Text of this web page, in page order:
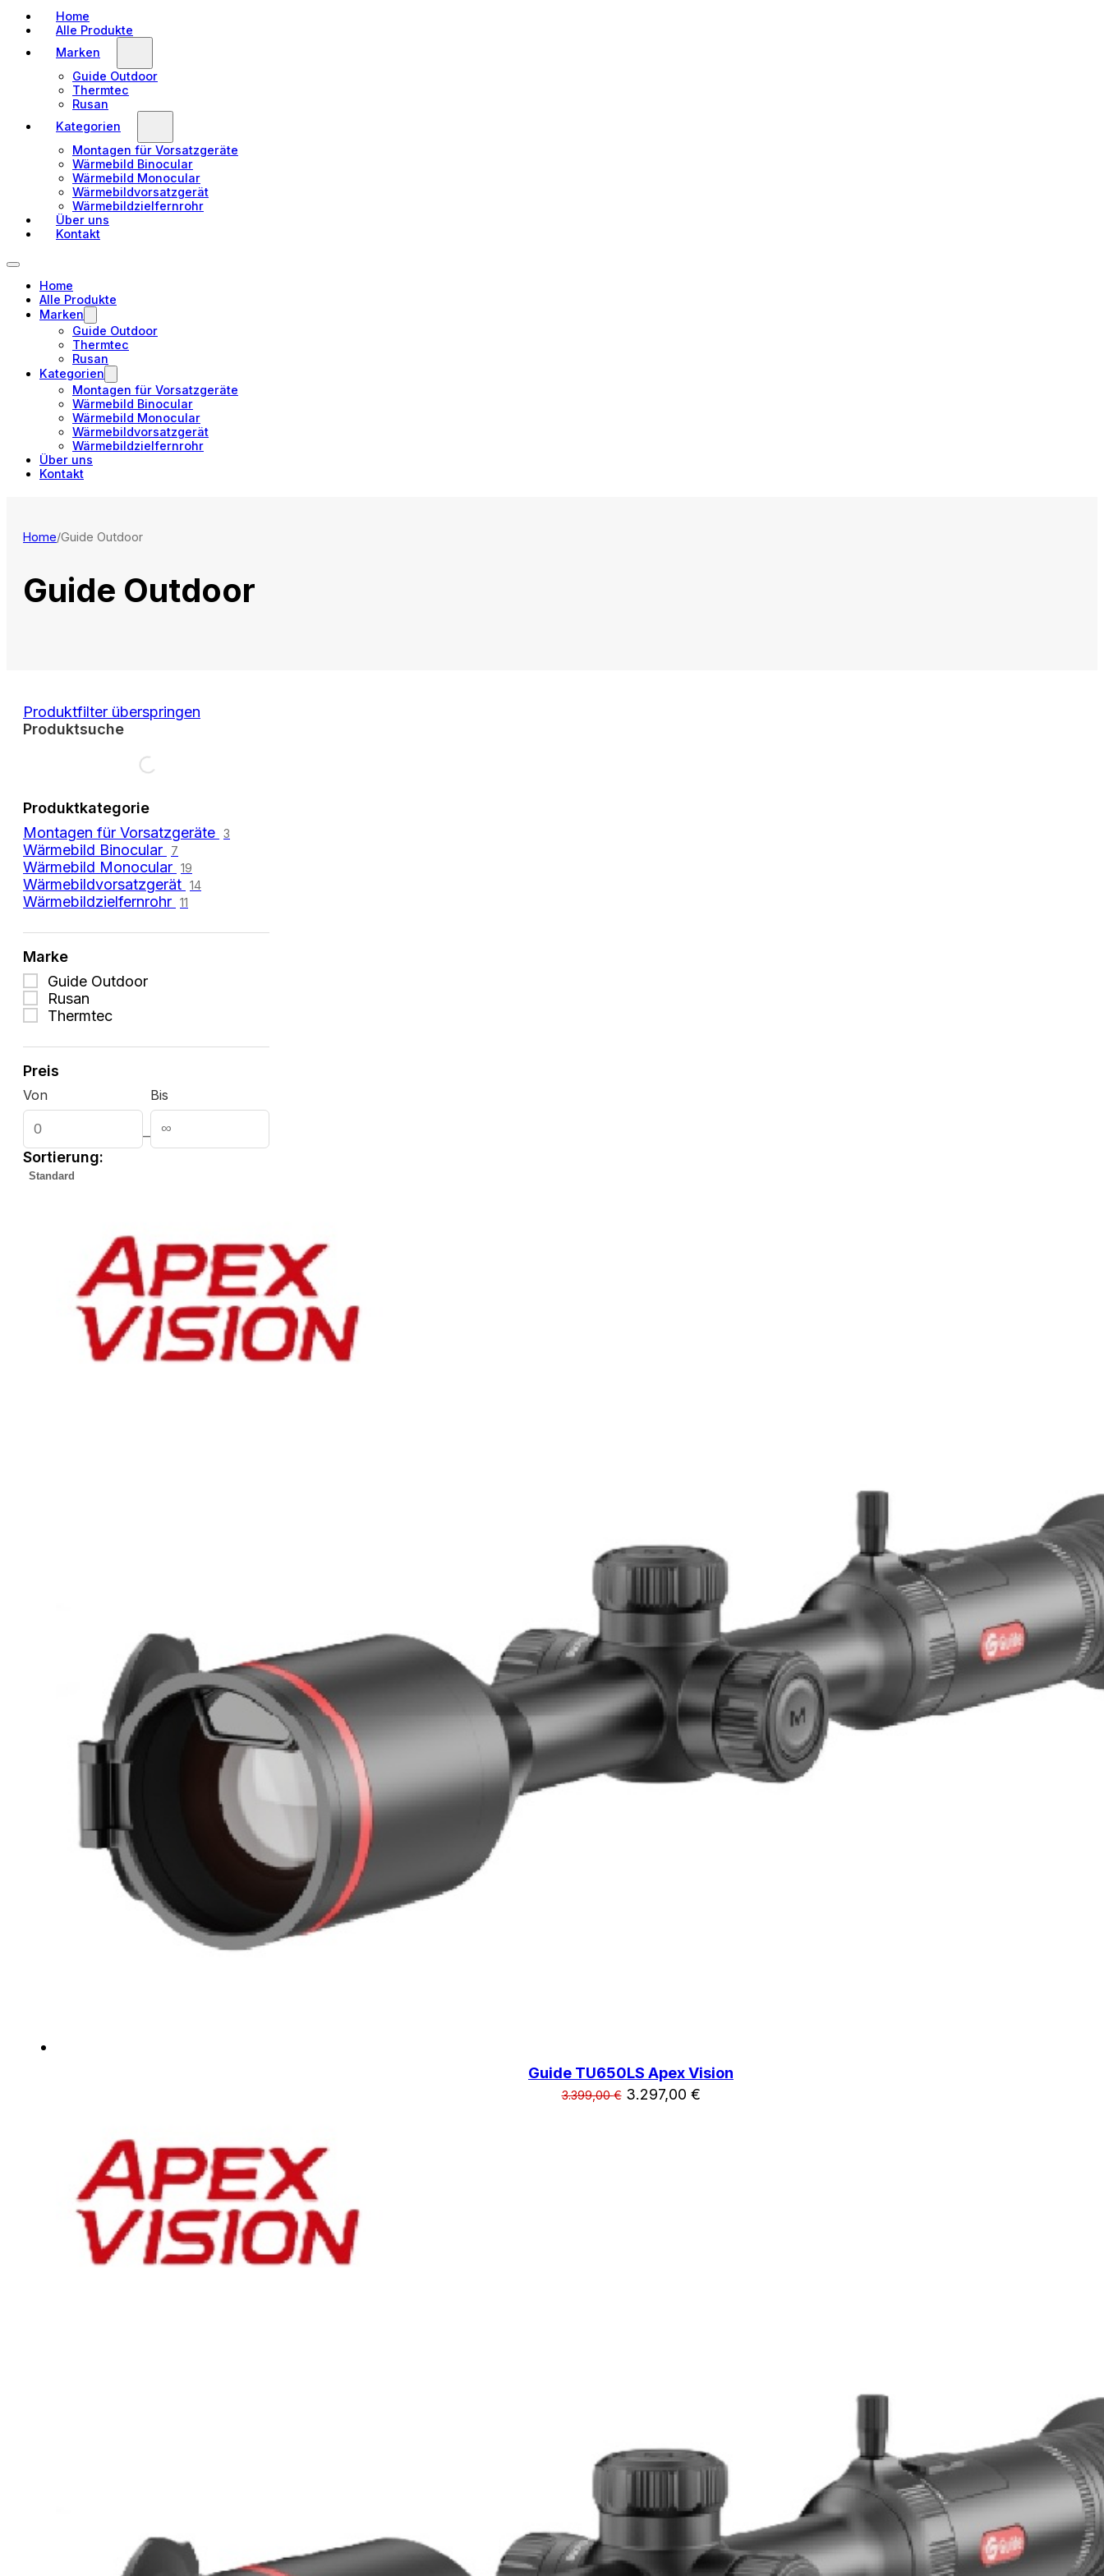
Home
Alle Produkte
Marken
Guide Outdoor
Thermtec
Rusan
Kategorien
Montagen für Vorsatzgeräte
Wärmebild Binocular
Wärmebild Monocular
Wärmebildvorsatzgerät
Wärmebildzielfernrohr
Über uns
Kontakt
Home
Alle Produkte
Marken
Guide Outdoor
Thermtec
Rusan
Kategorien
Montagen für Vorsatzgeräte
Wärmebild Binocular
Wärmebild Monocular
Wärmebildvorsatzgerät
Wärmebildzielfernrohr
Über uns
Kontakt
Home/Guide Outdoor
Guide Outdoor
Produktfilter überspringen
Produktsuche
Filtern
nach
Produktkategorie
Montagen für Vorsatzgeräte 3
Wärmebild Binocular 7
Wärmebild Monocular 19
Wärmebildvorsatzgerät 14
Wärmebildzielfernrohr 11
Filtern
nach
Marke
Guide Outdoor
Rusan
Thermtec
Preis
Von
–
Bis
Sortierung:
Produkte
Guide TU650LS Apex Vision
3.399,00€ Ursprünglicher
3.297,00 €Aktueller